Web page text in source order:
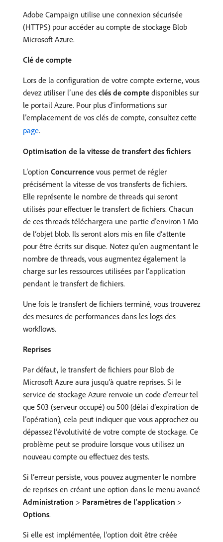
Adobe Campaign utilise une connexion sécurisée
(HTTPS) pour accéder au compte de stockage Blob
Microsoft Azure.
Clé de compte
Lors de la configuration de votre compte externe, vous
devez utiliser l’une des clés de compte disponibles sur
le portail Azure. Pour plus d’informations sur
l’emplacement de vos clés de compte, consultez cette
page.
Optimisation de la vitesse de transfert des fichiers
L’option Concurrence vous permet de régler
précisément la vitesse de vos transferts de fichiers.
Elle représente le nombre de threads qui seront
utilisés pour effectuer le transfert de fichiers. Chacun
de ces threads téléchargera une partie d’environ 1 Mo
de l’objet blob. Ils seront alors mis en file d’attente
pour être écrits sur disque. Notez qu’en augmentant le
nombre de threads, vous augmentez également la
charge sur les ressources utilisées par l’application
pendant le transfert de fichiers.
Une fois le transfert de fichiers terminé, vous trouverez
des mesures de performances dans les logs des
workflows.
Reprises
Par défaut, le transfert de fichiers pour Blob de
Microsoft Azure aura jusqu’à quatre reprises. Si le
service de stockage Azure renvoie un code d’erreur tel
que 503 (serveur occupé) ou 500 (délai d’expiration de
l’opération), cela peut indiquer que vous approchez ou
dépassez l’évolutivité de votre compte de stockage. Ce
problème peut se produire lorsque vous utilisez un
nouveau compte ou effectuez des tests.
Si l’erreur persiste, vous pouvez augmenter le nombre
de reprises en créant une option dans le menu avancé
Administration > Paramètres de l’application >
Options.
Si elle est implémentée, l’option doit être créée